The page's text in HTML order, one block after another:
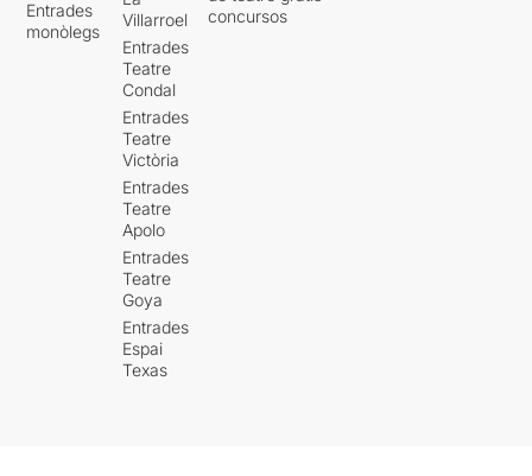
Entrades
monòlegs
Villarroel
Entrades
Teatre
Condal
Entrades
Teatre
Victòria
Entrades
Teatre
Apolo
Entrades
Teatre
Goya
Entrades
Espai
Texas
concursos